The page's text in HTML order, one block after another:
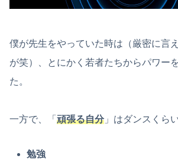
僕が先生をやっていた時は（厳密に言
が笑）、とにかく若者たちからパワー
た。
一方で、「 頑張る自分」はダンスくら
勉強